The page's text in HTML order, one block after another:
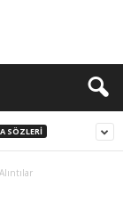
SÖZLERI